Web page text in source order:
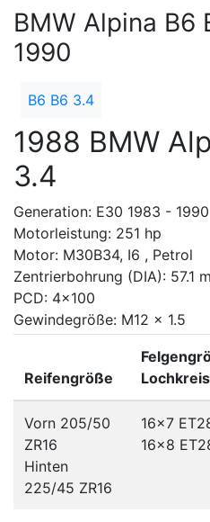
BMW Alpina B6
1990
B6 B6 3.4
1988 BMW
3.4
Generation: E30 1983 - 1990
Motorleistung: 251 hp
Motor: M30B34, I6 , Petrol
Zentrierbohrung (DIA): 57.1
PCD: 4x100
Gewindegröße: M12 x 1.5
Reifengröße
Lochkreis
Vorn 205/50
ZR16
Hinten
225/45 ZR16
16x7
16x8